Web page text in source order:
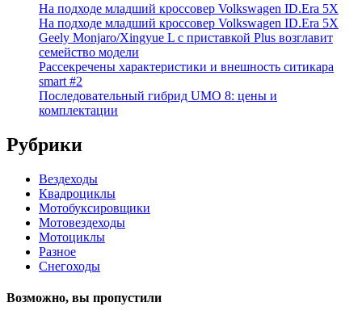
На подходе младший кроссовер Volkswagen ID.Era 5X
На подходе младший кроссовер Volkswagen ID.Era 5X
Geely Monjaro/Xingyue L с приставкой Plus возглавит
семейство модели
Рассекречены характеристики и внешность ситикара
smart #2
Последовательный гибрид UMO 8: цены и
комплектации
Рубрики
Вездеходы
Квадроциклы
Мотобуксировщики
Мотовездеходы
Мотоциклы
Разное
Снегоходы
Возможно, вы пропустили